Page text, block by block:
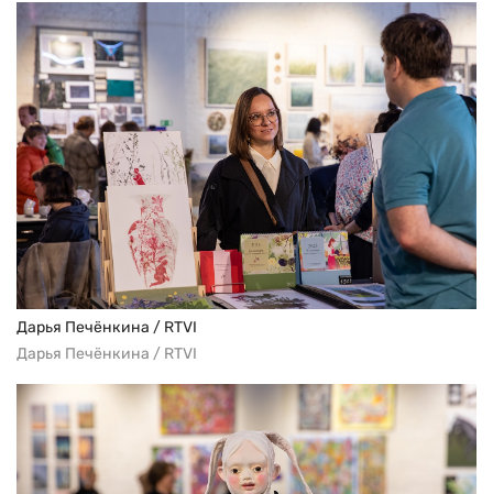
Дарья Печёнкина / RTVI
Дарья Печёнкина / RTVI